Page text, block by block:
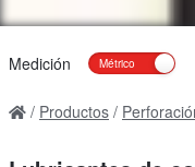
Medición
Productos